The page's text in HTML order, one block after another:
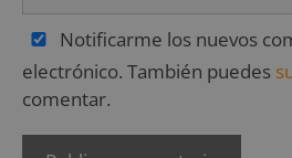
Notificarme los nuevos
electrónico. También puedes
comentar.